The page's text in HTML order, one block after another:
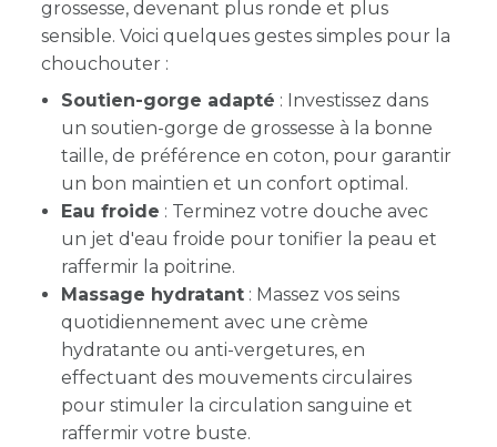
grossesse, devenant plus ronde et plus
sensible. Voici quelques gestes simples pour la
chouchouter :
Soutien-gorge adapté : Investissez dans
un soutien-gorge de grossesse à la bonne
taille, de préférence en coton, pour garantir
un bon maintien et un confort optimal.
Eau froide : Terminez votre douche avec
un jet d'eau froide pour tonifier la peau et
raffermir la poitrine.
Massage hydratant : Massez vos seins
quotidiennement avec une crème
hydratante ou anti-vergetures, en
effectuant des mouvements circulaires
pour stimuler la circulation sanguine et
raffermir votre buste.